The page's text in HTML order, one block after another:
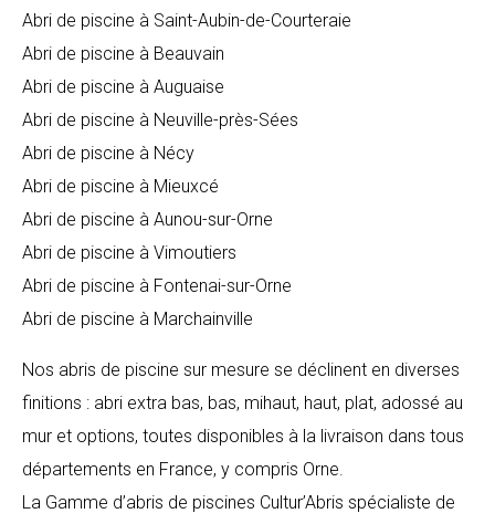
Abri de piscine à Saint-Aubin-de-Courteraie
Abri de piscine à Beauvain
Abri de piscine à Auguaise
Abri de piscine à Neuville-près-Sées
Abri de piscine à Nécy
Abri de piscine à Mieuxcé
Abri de piscine à Aunou-sur-Orne
Abri de piscine à Vimoutiers
Abri de piscine à Fontenai-sur-Orne
Abri de piscine à Marchainville
Nos abris de piscine sur mesure se déclinent en diverses
finitions : abri extra bas, bas, mihaut, haut, plat, adossé au
mur et options, toutes disponibles à la livraison dans tous
départements en France, y compris Orne.
La Gamme d’abris de piscines Cultur’Abris spécialiste de